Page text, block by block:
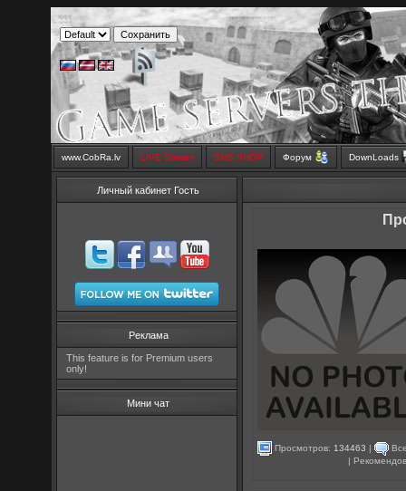
www.CobRa.lv LIVE Stream SMS SHOP Форум DownLoads
Личный кабинет Гость
Реклама
This feature is for Premium users
only!
Мини чат
Просмотров: 134463 |
|